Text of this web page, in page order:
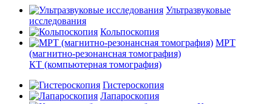
Ультразвуковые
исследования
Кольпоскопия
МРТ
(магнитно-резонансная томография)
КТ (компьютерная томография)
Гистероскопия
Лапароскопия